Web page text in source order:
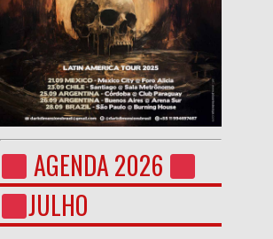
AGENDA 2026
JULHO